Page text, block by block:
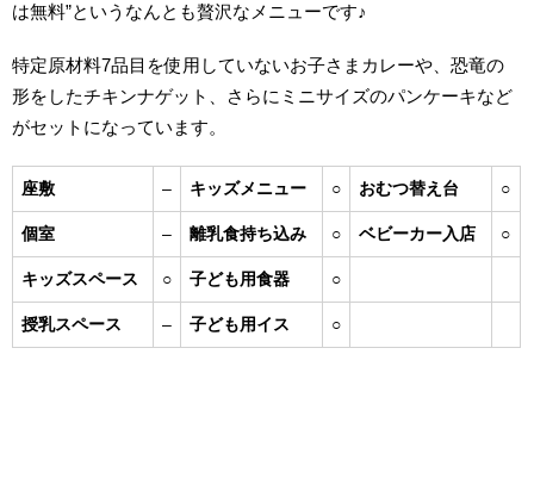
は無料”というなんとも贅沢なメニューです♪
特定原材料7品目を使用していないお子さまカレーや、恐竜の
形をしたチキンナゲット、さらにミニサイズのパンケーキなど
がセットになっています。
座敷 – キッズメニュー ○ おむつ替え台 ○
個室 – 離乳食持ち込み ○ ベビーカー入店 ○
キッズスペース ○ 子ども用食器 ○
授乳スペース – 子ども用イス ○